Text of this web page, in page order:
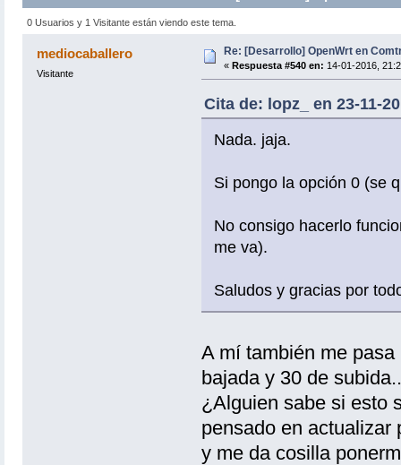
0 Usuarios y 1 Visitante están viendo este tema.
mediocaballero
Visitante
Re: [Desarrollo] OpenWrt en
« Respuesta #540 en: 14-01-2016,
Cita de: lopz_ en 23-11-
Nada. jaja.
Si pongo la opción 0 (se
No consigo hacerlo
me va).
Saludos y gracias por
A mí también me
bajada y 30 de
¿Alguien sabe si esto
pensado en actualizar
y me da cosilla